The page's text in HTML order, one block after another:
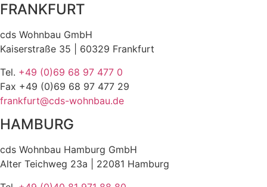
FRANKFURT
cds Wohnbau GmbH
Kaiserstraße 35 | 60329 Frankfurt
Tel. +49 (0)69 68 97 477 0
Fax +49 (0)69 68 97 477 29
frankfurt@cds-wohnbau.de
HAMBURG
cds Wohnbau Hamburg GmbH
Alter Teichweg 23a | 22081 Hamburg